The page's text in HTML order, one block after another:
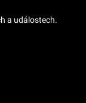
a událostech.